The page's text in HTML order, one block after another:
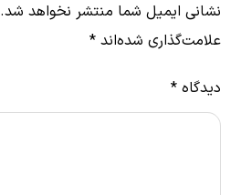
نشانی ایمیل شما منتشر نخواهد شد.
علامت‌گذاری شده‌اند*
دیدگاه*